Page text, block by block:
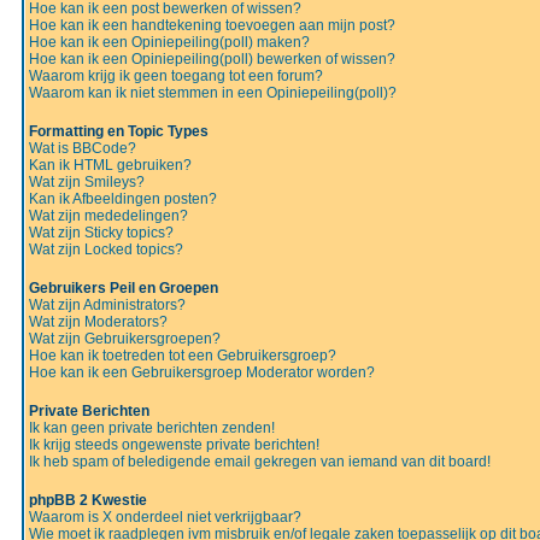
Hoe kan ik een post bewerken of wissen?
Hoe kan ik een handtekening toevoegen aan mijn post?
Hoe kan ik een Opiniepeiling(poll) maken?
Hoe kan ik een Opiniepeiling(poll) bewerken of wissen?
Waarom krijg ik geen toegang tot een forum?
Waarom kan ik niet stemmen in een Opiniepeiling(poll)?
Formatting en Topic Types
Wat is BBCode?
Kan ik HTML gebruiken?
Wat zijn Smileys?
Kan ik Afbeeldingen posten?
Wat zijn mededelingen?
Wat zijn Sticky topics?
Wat zijn Locked topics?
Gebruikers Peil en Groepen
Wat zijn Administrators?
Wat zijn Moderators?
Wat zijn Gebruikersgroepen?
Hoe kan ik toetreden tot een Gebruikersgroep?
Hoe kan ik een Gebruikersgroep Moderator worden?
Private Berichten
Ik kan geen private berichten zenden!
Ik krijg steeds ongewenste private berichten!
Ik heb spam of beledigende email gekregen van iemand van dit board!
phpBB 2 Kwestie
Waarom is X onderdeel niet verkrijgbaar?
Wie moet ik raadplegen ivm misbruik en/of legale zaken toepasselijk op dit